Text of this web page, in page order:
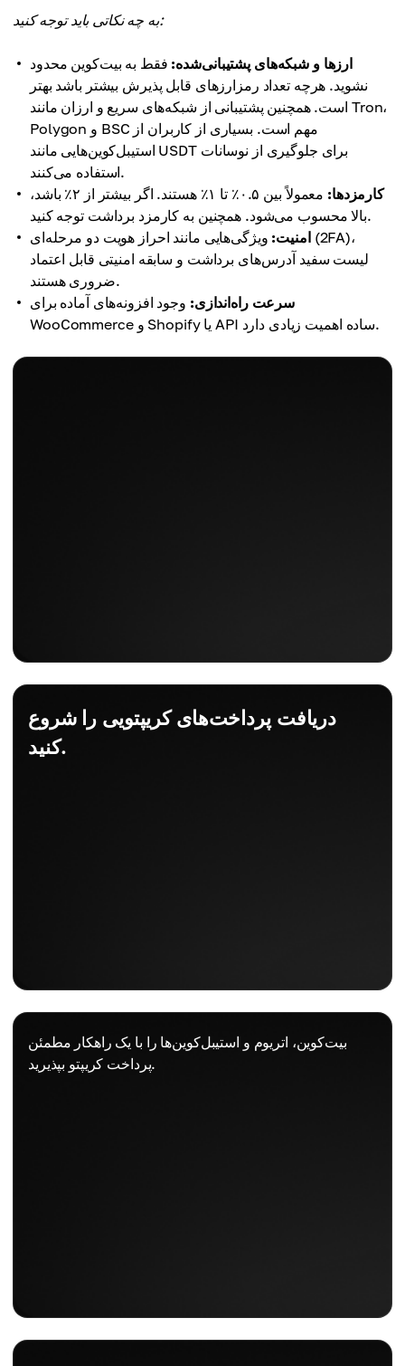
به چه نکاتی باید توجه کنید:
ارزها و شبکه‌های پشتیبانی‌شده: فقط به بیت‌کوین محدود
نشوید. هرچه تعداد رمزارزهای قابل پذیرش بیشتر باشد بهتر
است. همچنین پشتیبانی از شبکه‌های سریع و ارزان مانند Tron،
Polygon و BSC مهم است. بسیاری از کاربران از
استیبل‌کوین‌هایی مانند USDT برای جلوگیری از نوسانات
استفاده می‌کنند.
کارمزدها:
معمولاً بین ۰.۵٪ تا ۱٪ هستند. اگر بیشتر از ۲٪ باشد،
بالا محسوب می‌شود. همچنین به کارمزد برداشت توجه کنید.
امنیت: ویژگی‌هایی مانند احراز هویت دو مرحله‌ای (2FA)،
لیست سفید آدرس‌های برداشت و سابقه امنیتی قابل اعتماد
ضروری هستند.
سرعت راه‌اندازی: وجود افزونه‌های آماده برای
WooCommerce و Shopify یا API ساده اهمیت زیادی دارد.
دریافت پرداخت‌های کریپتویی را شروع
کنید.
بیت‌کوین، اتریوم و استیبل‌کوین‌ها را با یک راهکار مطمئن
پرداخت کریپتو بپذیرید.